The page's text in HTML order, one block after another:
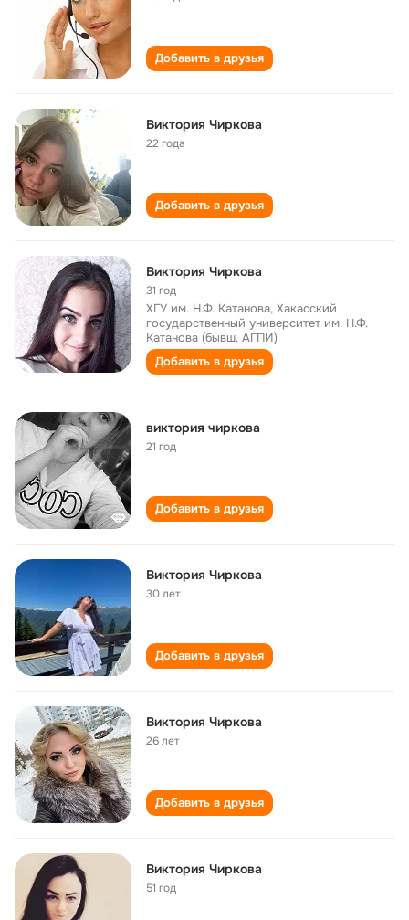
Добавить в друзья
Виктория Чиркова
22 года
Добавить в друзья
Виктория Чиркова
31 год
ХГУ им. Н.Ф. Катанова, Хакасский
государственный университет им. Н.Ф.
Катанова (бывш. АГПИ)
Добавить в друзья
виктория чиркова
21 год
Добавить в друзья
Виктория Чиркова
30 лет
Добавить в друзья
Виктория Чиркова
26 лет
Добавить в друзья
Виктория Чиркова
51 год